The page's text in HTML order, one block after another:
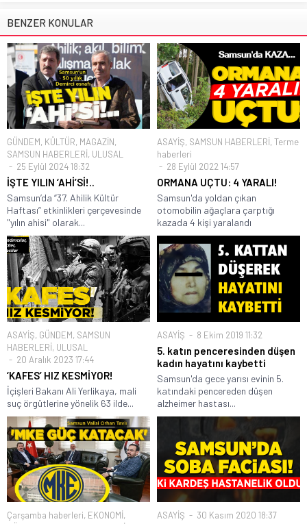
BENZER KONULAR
GÜNDEM, KÜLTÜR, MAGAZİN,
SAMSUN HABERLERİ, ULUSAL
25 Eylül 2024 18:32
İŞTE YILIN ‘AHİ’Sİ!..
Samsun’da “37. Ahilik Kültür
Haftası” etkinlikleri çerçevesinde
"yılın ahisi" olarak...
ASAYİŞ, SAMSUN HABERLERİ, Terme
haberleri
28 Eylül 2022 14:57
ORMANA UÇTU: 4 YARALI!
Samsun'da yoldan çıkan
otomobilin ağaçlara çarptığı
kazada 4 kişi yaralandı
ASAYİŞ, GÜNDEM, SAMSUN
HABERLERİ, ULUSAL
20 Aralık 2023 17:44
‘KAFES’ HIZ KESMİYOR!
İçişleri Bakanı Ali Yerlikaya, mali
suç örgütlerine yönelik 63 ilde...
ASAYİŞ 8 Ekim 2019 11:32
5. katın penceresinden düşen
kadın hayatını kaybetti
Samsun'da gece yarısı evinin 5.
katındaki pencereden düşen
alzheimer hastası...
Çarşamba haberleri, EKONOMİ,
ASAYİŞ 30 Kasım 2020 18:37